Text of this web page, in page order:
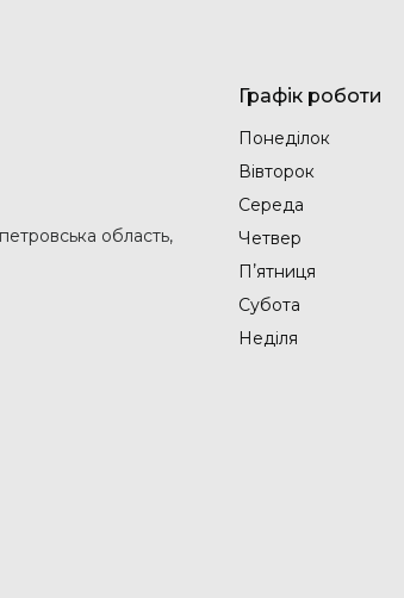
область,
Графік роботи
Понеділок
Вівторок
Середа
Четвер
Пʼятниця
Субота
Неділя